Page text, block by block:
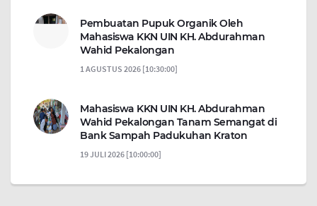
Pembuatan Pupuk Organik Oleh
Mahasiswa KKN UIN KH. Abdurahman
Wahid Pekalongan
1 AGUSTUS 2026 [10:30:00]
Mahasiswa KKN UIN KH. Abdurahman
Wahid Pekalongan Tanam Semangat di
Bank Sampah Padukuhan Kraton
19 JULI 2026 [10:00:00]